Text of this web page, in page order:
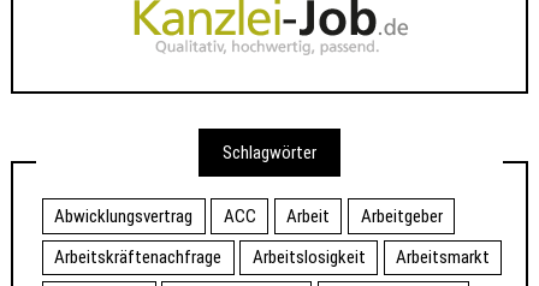
Schlagwörter
Abwicklungsvertrag ACC Arbeit
Arbeitgeber
Arbeitskräftenachfrage
Arbeitslosigkeit
Arbeitsmarkt